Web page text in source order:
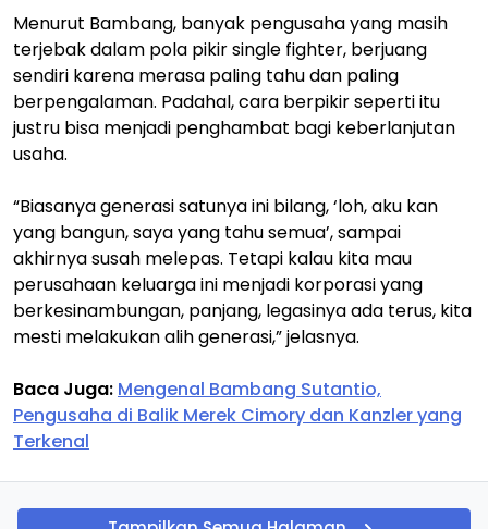
Menurut Bambang, banyak pengusaha yang masih
terjebak dalam pola pikir single fighter, berjuang
sendiri karena merasa paling tahu dan paling
berpengalaman. Padahal, cara berpikir seperti itu
justru bisa menjadi penghambat bagi keberlanjutan
usaha.
“Biasanya generasi satunya ini bilang, ‘loh, aku kan
yang bangun, saya yang tahu semua’, sampai
akhirnya susah melepas. Tetapi kalau kita mau
perusahaan keluarga ini menjadi korporasi yang
berkesinambungan, panjang, legasinya ada terus, kita
mesti melakukan alih generasi,” jelasnya.
Baca Juga: Mengenal Bambang Sutantio,
Pengusaha di Balik Merek Cimory dan Kanzler yang
Terkenal